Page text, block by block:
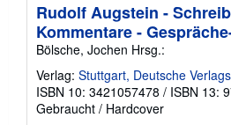
Rudolf Augstein -
Kommentare -
Bölsche, Jochen Hrsg.:
Verlag: Stuttgart, Deutsche
ISBN 10: 3421057478 / ISBN 13:
Gebraucht / Hardcover